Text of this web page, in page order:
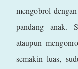
mengobrol
pandang anak.
ataupun
semakin luas,